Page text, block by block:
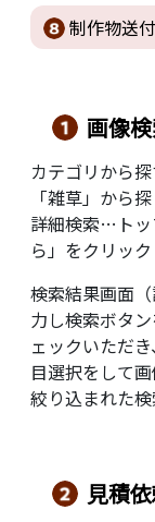
制作物送付
画像
カテゴリから
「雑草」から
詳細検索…トッ
ら」をクリック
検索結果画面
力し検索ボタ
ェックいただ
目選択をして画
絞り込まれた検
見積